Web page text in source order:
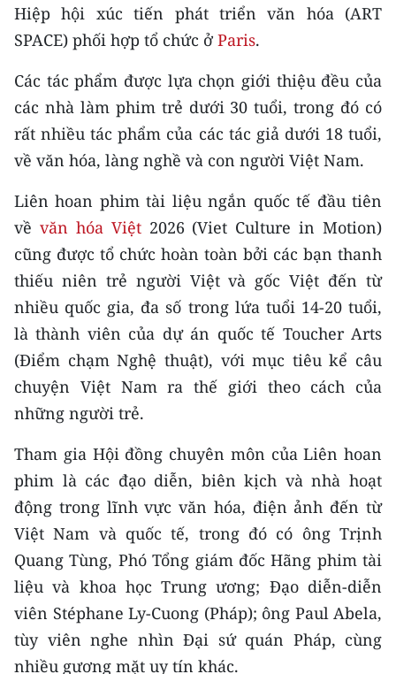
CHƯƠNG TRÌNH OCOP - MỖI XÃ
MỘT SẢN PHẨM
RADIO
MEDIA CENTER
E-Magazine
Video
Media Chính trị
Media Kinh tế
Media Văn hóa
Media Xã hội
Media Pháp luật
Media Thế giới
Media Thể thao
Media Giáo dục
Media Y tế
Media Khoa học - Công nghệ
Hiệp hội xúc tiến phát triển văn hóa (ART
SPACE) phối hợp tổ chức ở Paris.
Các tác phẩm được lựa chọn giới thiệu đều của
các nhà làm phim trẻ dưới 30 tuổi, trong đó có
rất nhiều tác phẩm của các tác giả dưới 18 tuổi,
về văn hóa, làng nghề và con người Việt Nam.
Liên hoan phim tài liệu ngắn quốc tế đầu tiên
về văn hóa Việt2026 (Viet Culture in Motion)
cũng được tổ chức hoàn toàn bởi các bạn thanh
thiếu niên trẻ người Việt và gốc Việt đến từ
nhiều quốc gia, đa số trong lứa tuổi 14-20 tuổi,
là thành viên của dự án quốc tế Toucher Arts
(Điểm chạm Nghệ thuật), với mục tiêu kể câu
chuyện Việt Nam ra thế giới theo cách của
những người trẻ.
Tham gia Hội đồng chuyên môn của Liên hoan
phim là các đạo diễn, biên kịch và nhà hoạt
động trong lĩnh vực văn hóa, điện ảnh đến từ
Việt Nam và quốc tế, trong đó có ông Trịnh
Quang Tùng, Phó Tổng giám đốc Hãng phim tài
liệu và khoa học Trung ương; Đạo diễn-diễn
viên Stéphane Ly-Cuong (Pháp); ông Paul Abela,
tùy viên nghe nhìn Đại sứ quán Pháp, cùng
nhiều gương mặt uy tín khác.